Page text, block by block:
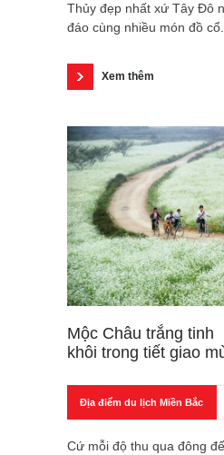
Thủy đẹp nhất xứ Tây Đô
đáo cùng nhiều món đồ cổ...
Xem thêm
Mộc Châu trắng tinh
khôi trong tiết giao
Địa điểm du lịch Miền Bắc
Cứ mỗi độ thu qua đông